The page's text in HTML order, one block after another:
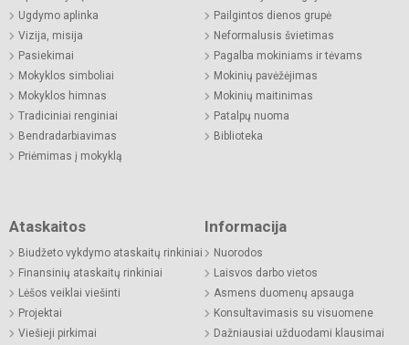
Ugdymo aplinka
Vizija, misija
Pasiekimai
Mokyklos simboliai
Mokyklos himnas
Tradiciniai renginiai
Bendradarbiavimas
Priėmimas į mokyklą
Pailgintos dienos grupė
Neformalusis švietimas
Pagalba mokiniams ir tėvams
Mokinių pavėžėjimas
Mokinių maitinimas
Patalpų nuoma
Biblioteka
Ataskaitos
Biudžeto vykdymo ataskaitų rinkiniai
Finansinių ataskaitų rinkiniai
Lėšos veiklai viešinti
Projektai
Viešieji pirkimai
Informacija
Nuorodos
Laisvos darbo vietos
Asmens duomenų apsauga
Konsultavimasis su visuomene
Dažniausiai užduodami klausimai